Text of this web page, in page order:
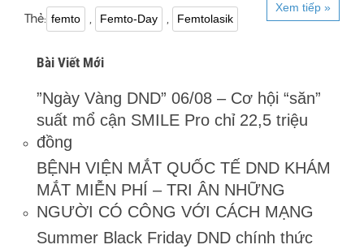
Xem tiếp »
Thẻ: femto , Femto-Day , Femtolasik
Bài Viết Mới
”Ngày Vàng DND” 06/08 – Cơ hội “săn”
suất mổ cận SMILE Pro chỉ 22,5 triệu
đồng
BỆNH VIỆN MẮT QUỐC TẾ DND KHÁM
MẮT MIỄN PHÍ – TRI ÂN NHỮNG
NGƯỜI CÓ CÔNG VỚI CÁCH MẠNG
Summer Black Friday DND chính thức